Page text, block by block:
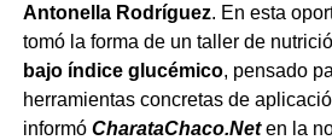
Antonella Rodríguez. En esta
tomó la forma de un taller de
bajo índice glucémico, pensado
herramientas concretas de
informó CharataChaco.Neten la